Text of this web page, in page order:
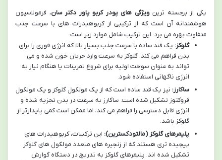
یکی از برجسته ترینویژگی های پودر کربو پاور دکتر سان، فرمولاسیون
هوشمندانه آن است که از ترکیبی از کربوهیدرات های با سرعت جذب
متفاوت بهره می برد. این ترکیب شامل موارد زیر است:
گلوکز: یک قند ساده با سرعت جذب بسیار بالا که انرژی فوری را برای
بدن فراهم می کند. گلوکز به سرعت وارد جریان خون شده و می
تواند به عنوان سوخت اولیه برای شروع تمرینات یا هنگام نیاز به
انرژی ناگهانی استفاده شود.
ساکارز: نیز یک قند ساده است که از یک مولکول گلوکز و یک مولکول
فروکتوز تشکیل شده است. ساکارز به سرعت در بدن تجزیه شده و
انرژی قابل دسترسی را فراهم می کند، اما ممکن است کمی پایدارتر از
گلوکز باشد.
پلیمرهای گلوکز (مالتودکسترین): این ترکیبات، کربوهیدرات های
پیچیده تری هستند که از زنجیره های متعدد مولکول های گلوکز
تشکیل شده اند. پلیمرهای گلوکز به تدریج در دستگاه گوارش